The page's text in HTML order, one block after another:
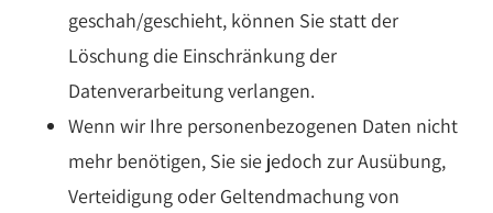
geschah/geschieht, können Sie statt der
Löschung die Einschränkung der
Datenverarbeitung verlangen.
Wenn wir Ihre personenbezogenen Daten nicht
mehr benötigen, Sie sie jedoch zur Ausübung,
Verteidigung oder Geltendmachung von